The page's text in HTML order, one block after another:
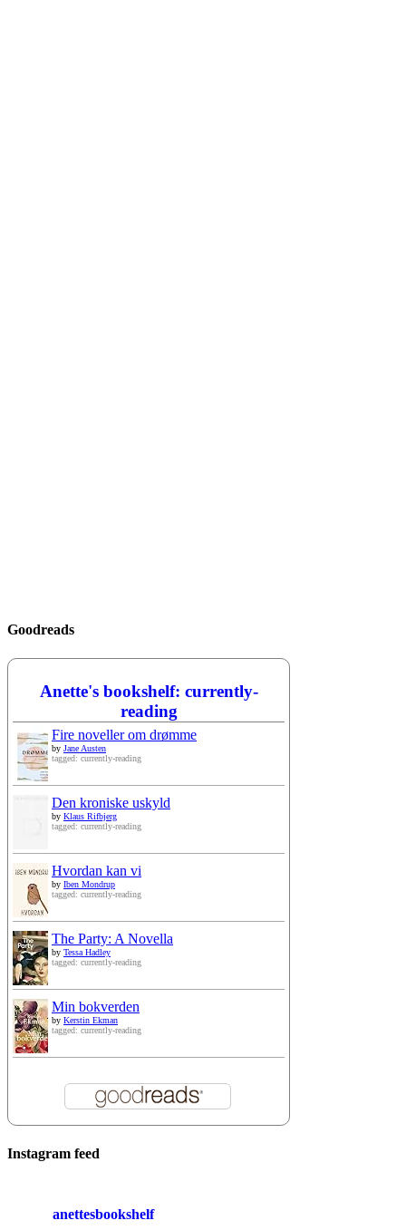
Goodreads
Anette's bookshelf: currently-
reading
Fire noveller om drømme
by Jane Austen
tagged: currently-reading
Den kroniske uskyld
by Klaus Rifbjerg
tagged: currently-reading
Hvordan kan vi
by Iben Mondrup
tagged: currently-reading
The Party: A Novella
by Tessa Hadley
tagged: currently-reading
Min bokverden
by Kerstin Ekman
tagged: currently-reading
Instagram feed
anettesbookshelf